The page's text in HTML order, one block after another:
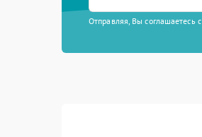
Отправляя, Вы соглашаетесь с